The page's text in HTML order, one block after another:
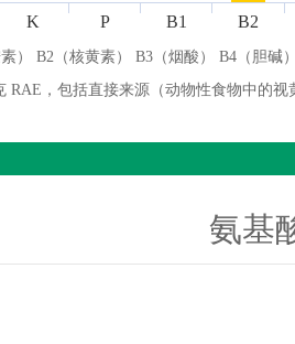
K P B1 B2
） B2（核黄素） B3（烟酸） B4（胆碱
RAE，包括直接来源（动物性食物中的
氨基